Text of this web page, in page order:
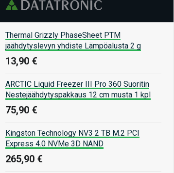
Thermal Grizzly PhaseSheet PTM
jäähdytyslevyn yhdiste Lämpöalusta 2 g
13,90 €
ARCTIC Liquid Freezer III Pro 360 Suoritin
Nestejäähdytyspakkaus 12 cm musta 1 kpl
75,90 €
Kingston Technology NV3 2 TB M.2 PCI
Express 4.0 NVMe 3D NAND
265,90 €